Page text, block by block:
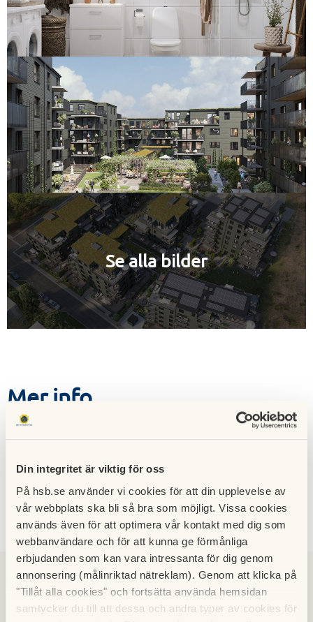
Din integritet är viktig för oss
På hsb.se använder vi cookies för att din upplevelse av
vår webbplats ska bli så bra som möjligt. Vissa cookies
används även för att optimera vår kontakt med dig som
webbanvändare och för att kunna ge förmånliga
erbjudanden som kan vara intressanta för dig genom
annonsering (målinriktad nätreklam). Genom att klicka på
"Tillåt alla cookies" och fortsätta använda hemsidan
samtycker du till att dessa och andra typer av cookies för
Se alla bilder
Mer info
Kontakt
Malin Eriksson